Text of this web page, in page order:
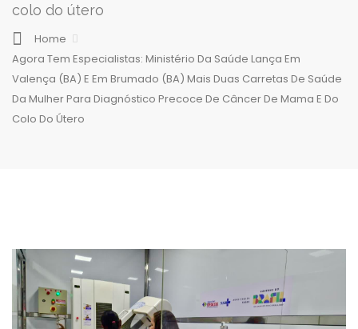
colo do útero
Home
Agora Tem Especialistas: Ministério Da Saúde Lança Em
Valença (BA) E Em Brumado (BA) Mais Duas Carretas De Saúde
Da Mulher Para Diagnóstico Precoce De Câncer De Mama E Do
Colo Do Útero